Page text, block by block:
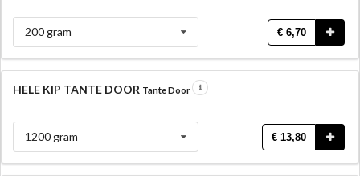
200 gram € 6,70
HELE KIP TANTE DOOR Tante Door
1200 gram € 13,80